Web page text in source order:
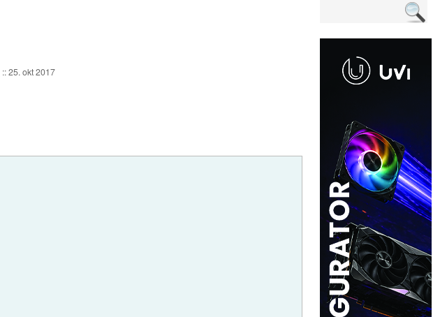
::25. okt 2017